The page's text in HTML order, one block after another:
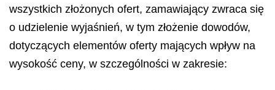
wszystkich złożonych ofert, zamawiający zwraca się
o udzielenie wyjaśnień, w tym złożenie dowodów,
dotyczących elementów oferty mających wpływ na
wysokość ceny, w szczególności w zakresie: